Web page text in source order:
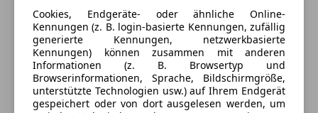
Tempomat
Sicherheit
ABS
ESP
Fahrerairbag
Fahrzeugbeschreibung
Verkauf an Gewerbepersonen oder Export !
Mercedes E200 CDI 2.2 Diesel 116PS Schaltgetriebe
Cookies, Endgeräte- oder ähnliche Online-
Kennungen (z. B. login-basierte Kennungen, zufällig
generierte Kennungen, netzwerkbasierte
Kennungen) können zusammen mit anderen
Informationen (z. B. Browsertyp und
Browserinformationen, Sprache, Bildschirmgröße,
unterstützte Technologien usw.) auf Ihrem Endgerät
gespeichert oder von dort ausgelesen werden, um